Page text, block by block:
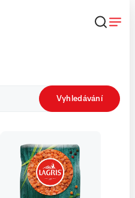
Vyhledávání